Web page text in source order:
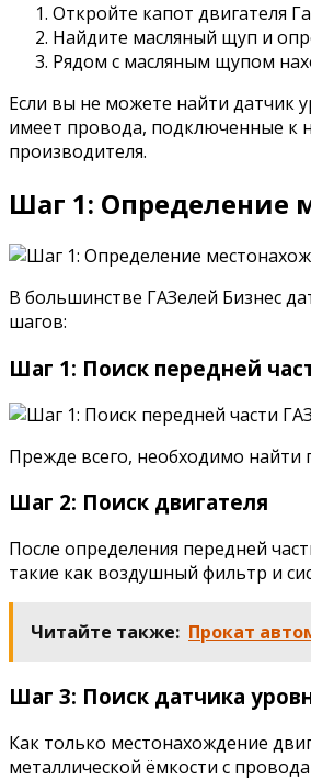
Откройте капот двигателя
Найдите масляный щуп и
Рядом с масляным щупом
Если вы не можете найти датчик
имеет провода, подключенные к
производителя.
Шаг 1: Определение
В большинстве ГАЗелей Бизнес
шагов:
Шаг 1: Поиск передней
Прежде всего, необходимо
Шаг 2: Поиск двигателя
После определения передней
такие как воздушный фильтр и
Читайте также: Прокат
Шаг 3: Поиск датчика
Как только местонахождение
металлической ёмкости с